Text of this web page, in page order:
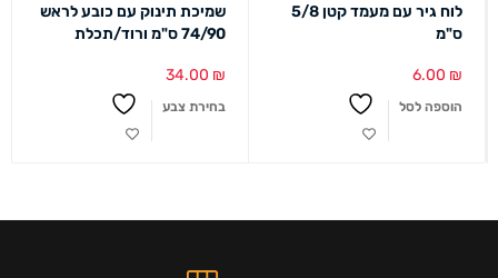
לוח גיר עם מעמד קטן 5/8
ס"מ
6.00 ₪
הוספה לסל
שמיכת תינוק עם כובע לראש
74/90 ס"מ ורוד/תכלת
34.00 ₪
בחירת צבע